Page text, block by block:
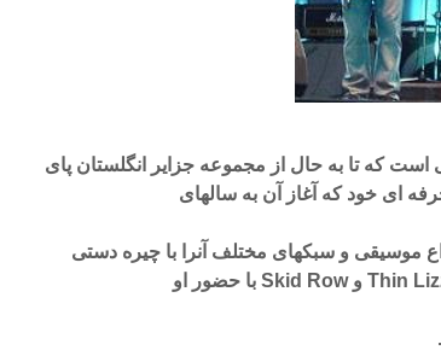
است که تا به حال از مجموعه جزایر انگلستان پای
ای خود که آغاز آن به سالهای
موسیقی و سبکهای مختلف آنرا با چیره دستی